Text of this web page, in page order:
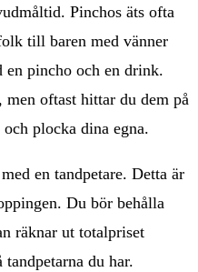
Pinchos äts ofta
till baren med vänner
pincho och en drink.
oftast hittar du dem på
plocka dina egna.
en tandpetare. Detta är
Du bör behålla
räknar ut totalpriset
du har.